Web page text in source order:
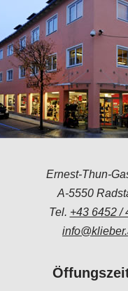
Ernest-Thun-
A-5550
Tel. +43 6452 /